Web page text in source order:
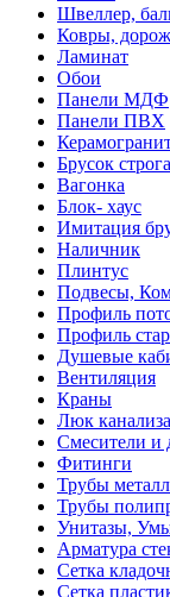
Швеллер,
Ковры,
Ламинат
Обои
Панели МДФ
Панели ПВХ
Брусок
Вагонка
Блок- хаус
Имитация
Наличник
Плинтус
Подвесы,
Профиль
Профиль
Душевые
Вентиляция
Краны
Люк
Смесители и
Фитинги
Трубы
Трубы
Унитазы,
Арматура
Сетка
Сетка